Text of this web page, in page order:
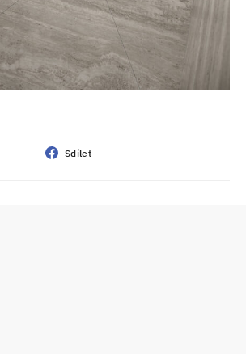
Sdílet